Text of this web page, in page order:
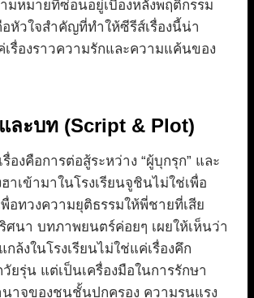
มหมายที่ซ่อนอยู่เบื้องหลังพฤติกรรม
หัวใจสำคัญที่ทำให้ซีรีส์เรื่องนี้น่า
เรื่องราวความรักและความแค้นของ
และบท (Script & Plot)
องคือการต่อสู้ระหว่าง “ผู้บุกรุก” และ
ฮาเข้ามาในโรงเรียนจูชินไม่ใช่เพื่อ
อทวงความยุติธรรมให้พี่ชายที่เสีย
ศนา บทภาพยนตร์ค่อยๆ เผยให้เห็นว่า
ล้งในโรงเรียนไม่ใช่แค่เรื่องคึก
ยรุ่น แต่เป็นเครื่องมือในการรักษา
นาจของชนชั้นปกครอง ความรุนแรง